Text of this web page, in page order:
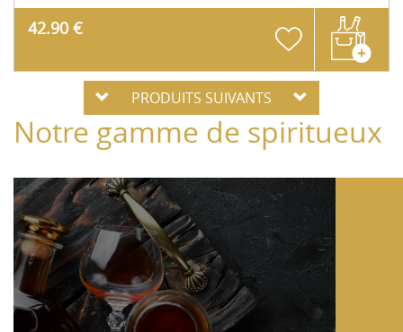
42.90 €
PRODUITS SUIVANTS
Notre gamme de spiritueux